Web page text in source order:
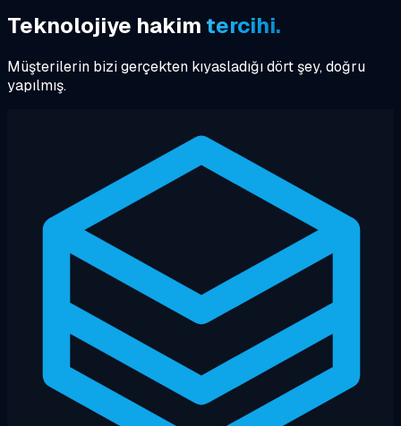
Teknolojiye hakim tercihi.
Müşterilerin bizi gerçekten kıyasladığı dört şey, doğru
yapılmış.